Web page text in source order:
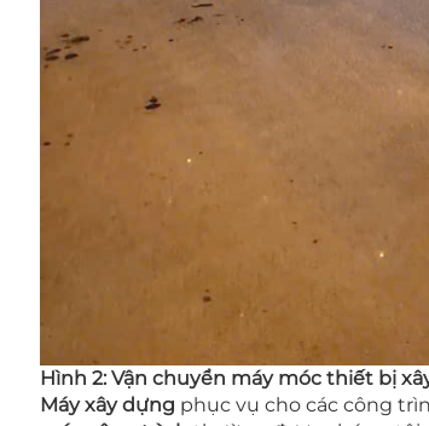
Hình 2: Vận chuyển máy móc thiết bị
Máy xây dựng phục vụ cho các công